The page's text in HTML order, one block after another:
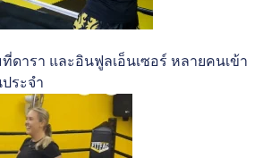
ที่ดารา และอินฟูลเอ็นเซอร์ หลายคนเข้า
ระจำ